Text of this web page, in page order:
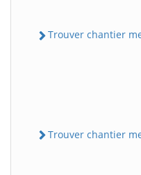
Trouver chantier
Trouver chantier